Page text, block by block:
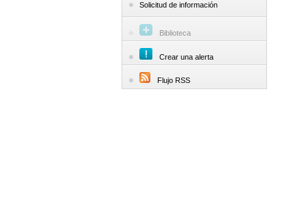
Solicitud de información
Biblioteca
Crear una alerta
Flujo RSS